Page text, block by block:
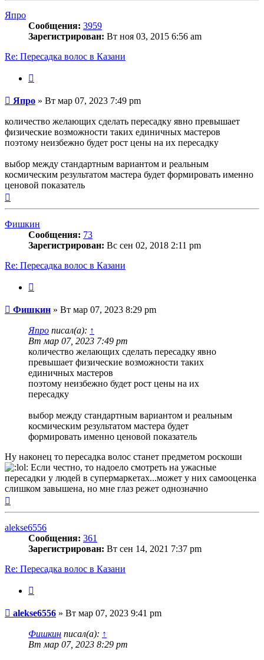
Япро
Сообщения: 3959
Зарегистрирован: Вт ноя 03, 2015 6:56 am
Re: Пересадка волос в Казани
Сообщение
Япро » Вт мар 07, 2023 7:49 pm
количество желающих сделать пересадку явно превышает
физические возможности таких единичных мастеров
поэтому неизбежно будет рост цены на их пересадку
выбор между стандартным вариантом и реальным
космическим результатом мастера будет формировать именно
ценовой показатель
Фишкин
Сообщения: 73
Зарегистрирован: Вс сен 02, 2018 2:11 pm
Re: Пересадка волос в Казани
Сообщение
Фишкин » Вт мар 07, 2023 8:29 pm
Япро писал(а): ↑
Вт мар 07, 2023 7:49 pm
количество желающих сделать пересадку явно
превышает физические возможности таких
единичных мастеров
поэтому неизбежно будет рост цены на их
пересадку
выбор между стандартным вариантом и реальным
космическим результатом мастера будет
формировать именно ценовой показатель
Ну наконец то пересадка волос станет предметом роскоши
Если честно, то надоело смотреть на ужасные
пересадки у людей в супермаркетах...может у них самооценка
слишком завышена, но мне глаз режет однозначно
alekse6556
Сообщения: 361
Зарегистрирован: Вт сен 14, 2021 7:37 pm
Re: Пересадка волос в Казани
Сообщение
alekse6556 » Вт мар 07, 2023 9:41 pm
Фишкин писал(а): ↑
Вт мар 07, 2023 8:29 pm